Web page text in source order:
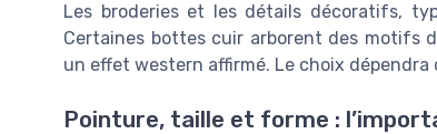
Les broderies et les détails décoratifs,
Certaines bottes cuir arborent des motifs
un effet western affirmé. Le choix
Pointure, taille et forme :